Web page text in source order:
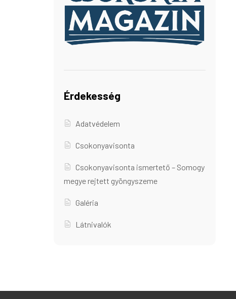
Érdekesség
Adatvédelem
Csokonyavisonta
Csokonyavisonta ismertető – Somogy
megye rejtett gyöngyszeme
Galéria
Látnivalók